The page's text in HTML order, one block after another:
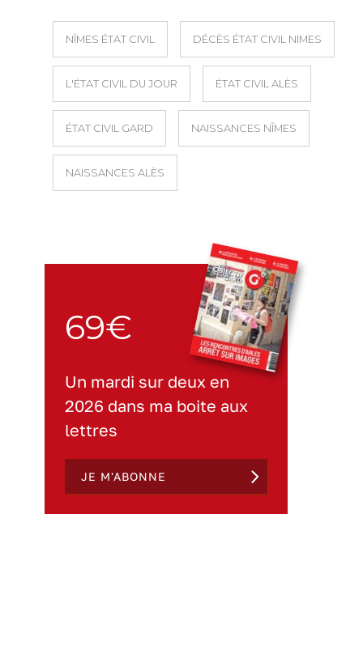
NÎMES ÉTAT CIVIL DÉCÈS ÉTAT CIVIL NIMES
L'ÉTAT CIVIL DU JOUR ÉTAT CIVIL ALÈS
ÉTAT CIVIL GARD NAISSANCES NÎMES
NAISSANCES ALÈS
69€
Un mardi sur deux en
2026 dans ma boite aux
lettres
JE M'ABONNE